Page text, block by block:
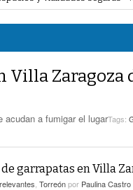
Estatales- hace 13 horas -
Proponen Más Tecnología Para
- hace 14 horas -
Detienen A 18 Personas En
Construcción- hace 14 horas -
de taxis- hace 14 horas -
Torreón- hace 14 horas -
Villa Zaragoza
acudan a fumigar el lugarTags:
garrapatas en Villa
relevantes Torreónpor Paulina Castro